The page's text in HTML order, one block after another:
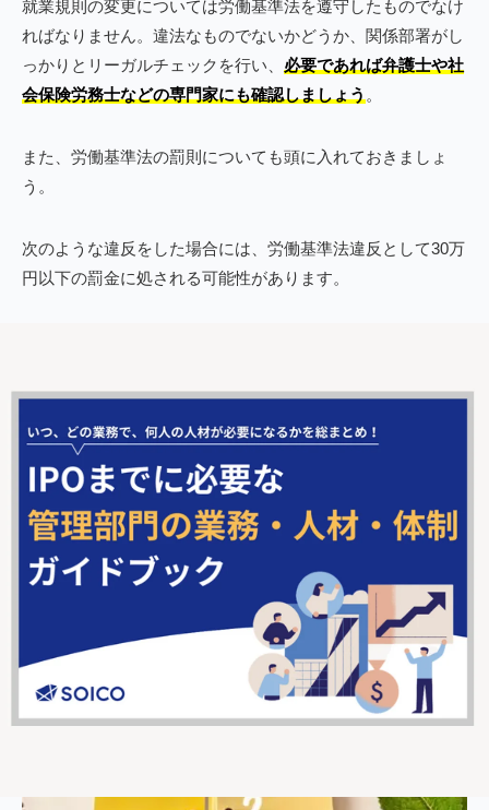
就業規則の変更については労働基準法を遵守したものでなけ
ればなりません。違法なものでないかどうか、関係部署がし
っかりとリーガルチェックを行い、 必要であれば弁護士や社
会保険労務士などの専門家にも確認しましょう 。
また、労働基準法の罰則についても頭に入れておきましょ
う。
次のような違反をした場合には、労働基準法違反として30万
円以下の罰金に処される可能性があります。
・就業規則の作成または変更についての意見聴取
・就業規則の内容や変更内容についての周知義務
違反すると罰則があるということを理解した上で、慎重に就
業規則の変更手続きを行ってください。
就業規則の変更をスムーズに行うための3つの